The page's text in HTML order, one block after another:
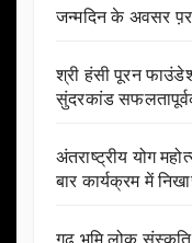
जन्मदिन के अवसर
श्री हंसी पूरन
सुंदरकांड
अंतराष्ट्रीय योग
बार कार्यक्रम में
गढ़ भूमि लोक संस्कृति